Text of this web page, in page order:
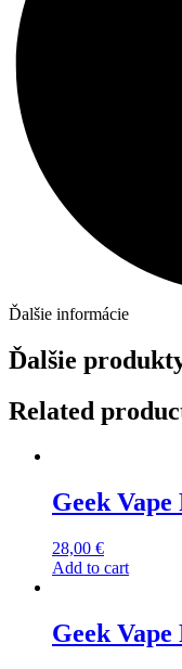
Ďalšie informácie
Ďalšie
Related
Geek Vape
28,00 €
Add to cart
Geek Vape